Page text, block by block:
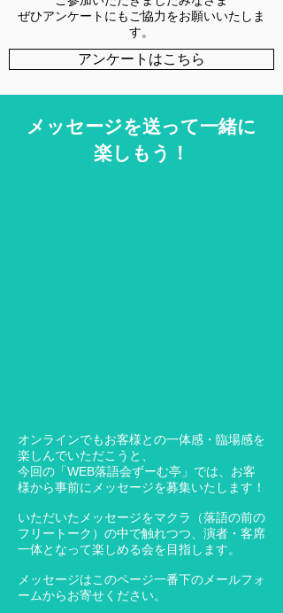
​ぜひアンケートにもご協力をお願いいたしま
す。
アンケートはこちら
メッセージを送って一緒に
楽しもう！
オンラインでもお客様との一体感・臨場感を
楽しんでいただこうと、
今回の「WEB落語会ずーむ亭」では、お客
様から事前にメッセージを募集いたします！
いただいたメッセージをマクラ（落語の前の
フリートーク）の中で触れつつ、演者・客席
一体となって楽しめる会を目指します。
メッセージはこのページ一番下のメールフォ
ームからお寄せください。​